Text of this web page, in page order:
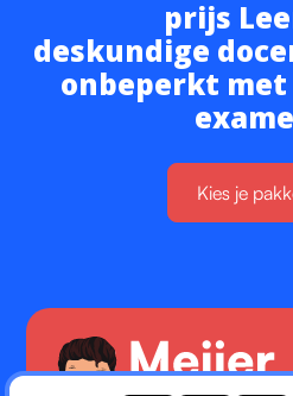
prijs
deskundige
onbeperkt
Kies je